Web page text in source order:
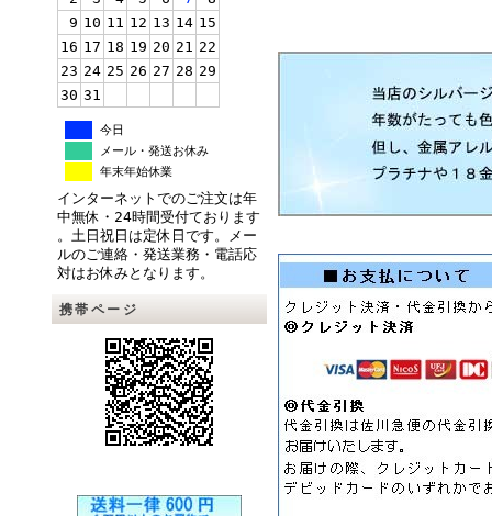
9 10 11 12 13 14 15
16 17 18 19 20 21 22
23 24 25 26 27 28 29
30 31
今日
メール・発送お休み
年末年始休業
インターネットでのご注文は年
中無休・24時間受付ております
。土日祝日は定休日です。メー
ルのご連絡・発送業務・電話応
対はお休みとなります。
携帯ページ